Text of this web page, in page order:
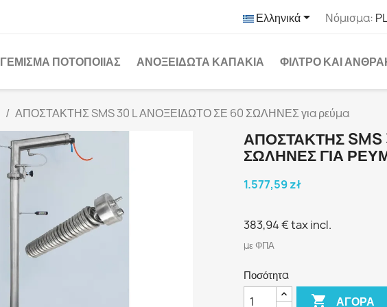
Ελληνικά Νόμισμα:
ΓΈΜΙΣΜΑ ΠΟΤΟΠΟΙΊΑΣ ΑΝΟΞΕΊΔΩΤΑ ΚΑΠΆΚΙΑ ΦΊΛΤΡΟ ΚΑΙ
ΑΠΟΣΤΑΚΤΗΣ SMS 30 L ΑΝΟΞΕΙΔΩΤΟ ΣΕ 60 ΣΩΛΗΝΕΣ για ρεύμα
ΑΠΟΣΤΑΚΤΗΣ
ΣΩΛΗΝΕΣ ΓΙΑ
1.577,59 zł
383,94 €tax incl.
με ΦΠΑ
Ποσότητα
 ΑΓΟΡΆ